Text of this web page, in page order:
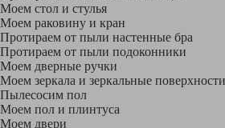
Моем стол и стулья
Моем раковину и кран
Протираем от пыли настенные бра
Протираем от пыли подоконники
Моем дверные ручки
Моем зеркала и зеркальные поверхности
Пылесосим пол
Моем пол и плинтуса
Моем двери